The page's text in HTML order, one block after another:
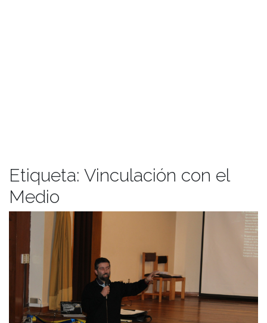
Etiqueta: Vinculación con el
Medio